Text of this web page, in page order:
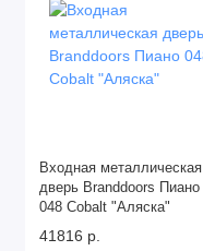
Входная металлическая
дверь Branddoors Пиано
048 Cobalt "Аляска"
41816 р.